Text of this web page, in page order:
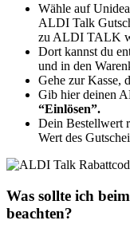
Wähle auf
ALDI Talk
zu ALDI TALK
Dort kannst du
und in den
Gehe zur Kasse,
Gib hier deinen
“Einlösen”.
Dein Bestellwert
Wert des
Was sollte ich
beachten?